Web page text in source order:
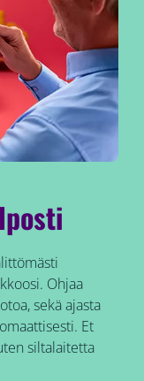
Ohjaa
sekä ajasta
Et
siltalaitetta